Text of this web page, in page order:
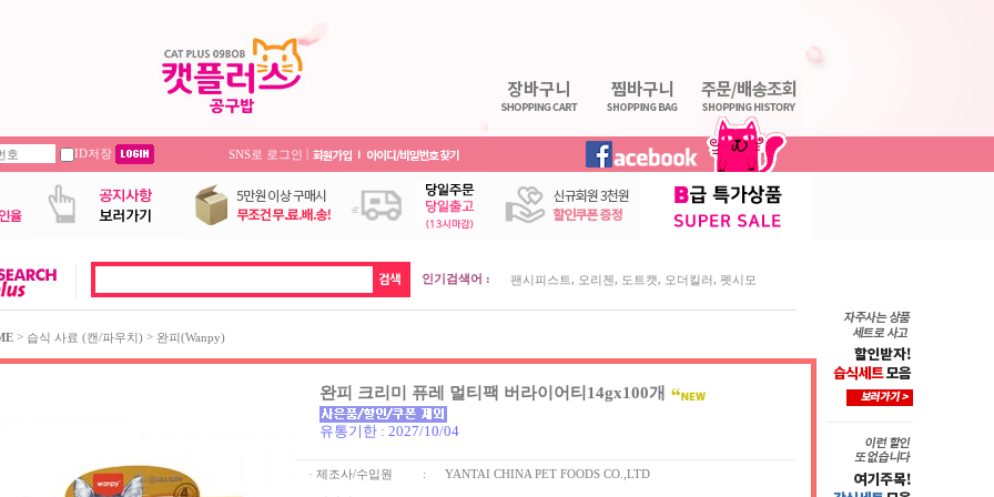
ID저장 SNS로 로그인 |
인기검색어 : 팬시피스트 오리젠 도트캣 오더킬러 펫시모
> 습식 사료 (캔/파우치) > 완피(Wanpy)
완피 크리미 퓨레 멀티팩 버라이어티14gx100개
유통기한 : 2027/10/04
· 제조사/수입원 : YANTAI CHINA PET FOODS CO.,LTD